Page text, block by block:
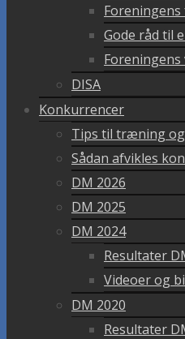
Gode råd til
DISA
Konkurrencer
Tips til træning
Sådan afvikles
DM 2026
DM 2025
DM 2024
Resultater
Videoer og
DM 2020
Resultater